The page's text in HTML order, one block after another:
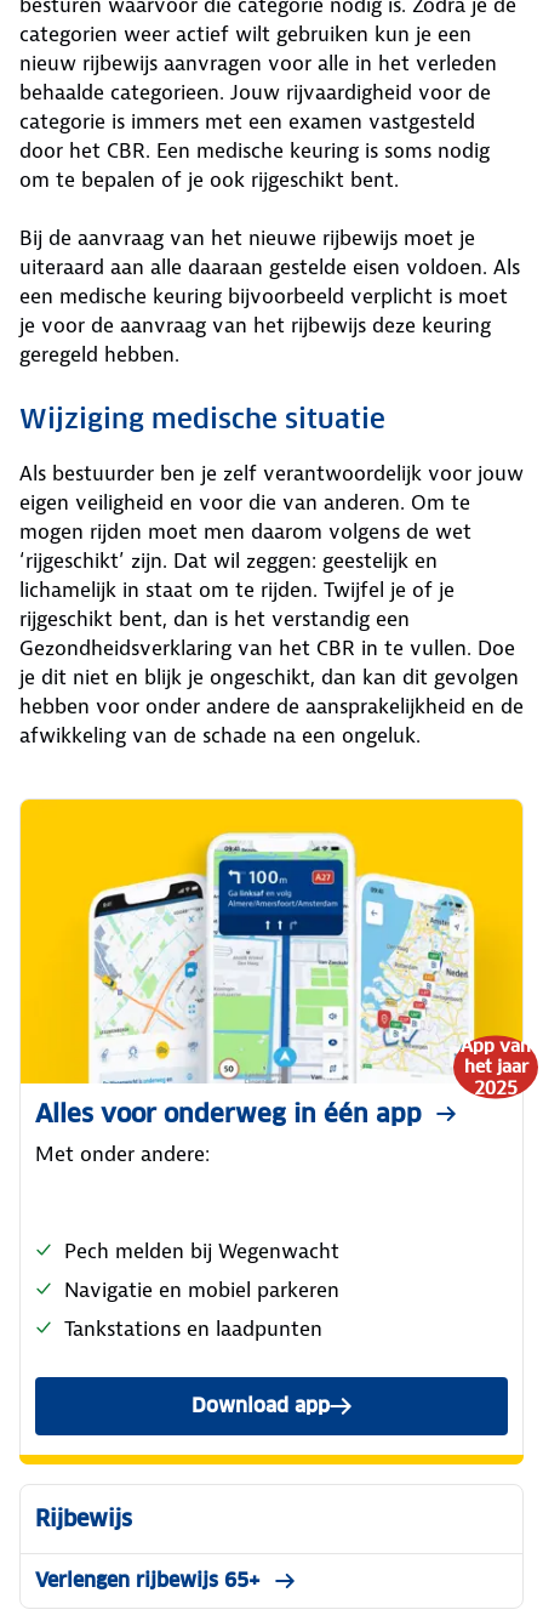
besturen waarvoor die categorie nodig is. Zodra je de
categorien weer actief wilt gebruiken kun je een
nieuw rijbewijs aanvragen voor alle in het verleden
behaalde categorieen. Jouw rijvaardigheid voor de
categorie is immers met een examen vastgesteld
door het CBR. Een medische keuring is soms nodig
om te bepalen of je ook rijgeschikt bent.
Bij de aanvraag van het nieuwe rijbewijs moet je
uiteraard aan alle daaraan gestelde eisen voldoen. Als
een medische keuring bijvoorbeeld verplicht is moet
je voor de aanvraag van het rijbewijs deze keuring
geregeld hebben.
Wijziging medische situatie
Als bestuurder ben je zelf verantwoordelijk voor jouw
eigen veiligheid en voor die van anderen. Om te
mogen rijden moet men daarom volgens de wet
‘rijgeschikt’ zijn. Dat wil zeggen: geestelijk en
lichamelijk in staat om te rijden. Twijfel je of je
rijgeschikt bent, dan is het verstandig een
Gezondheidsverklaring van het CBR in te vullen. Doe
je dit niet en blijk je ongeschikt, dan kan dit gevolgen
hebben voor onder andere de aansprakelijkheid en de
afwikkeling van de schade na een ongeluk.
App van
het jaar
2025
Alles voor onderweg in één app
Met onder andere:
Pech melden bij Wegenwacht
Navigatie en mobiel parkeren
Tankstations en laadpunten
Download app
Rijbewijs
Verlengen rijbewijs 65+